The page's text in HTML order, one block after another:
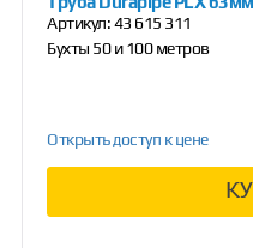
Артикул:43 615 311
Бухты 50 и 100 метров
Открыть доступ к цене